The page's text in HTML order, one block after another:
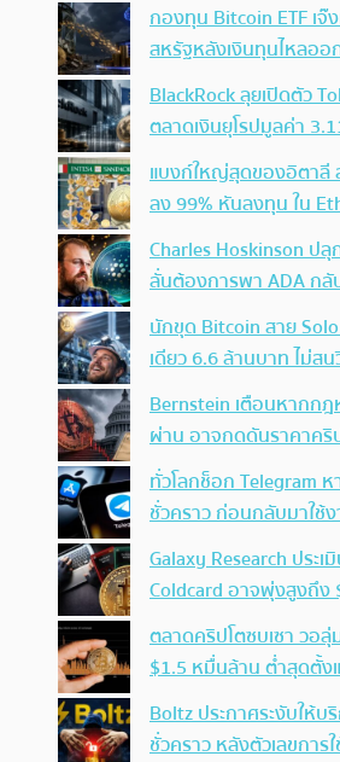
กองทุน Bitcoin ETF เจ๊
สหรัฐหลังเงินทุนไหลออ
BlackRock ลุยเปิดตัว
ตลาดเงินยุโรปมูลค่า
แบงก์ใหญ่สุดของอิตาลี
ลง 99% หันลงทุน ใน
Charles Hoskinson ป
ลั่นต้องการพา ADA กลั
นักขุด Bitcoin สาย
เดียว 6.6 ล้านบาท ไม่ส
Bernstein เตือนหากกฎ
ผ่าน อาจกดดันราคาคริ
ทั่วโลกช็อก Telegram
ชั่วคราว ก่อนกลับมาใช้
Galaxy Research ประ
Coldcard อาจพุ่งสูงถึง
ตลาดคริปโตซบเซา วอ
$1.5 หมื่นล้าน ต่ำสุดตั้
Boltz ประกาศระงับให้บ
ชั่วคราว หลังตัวเลขการ